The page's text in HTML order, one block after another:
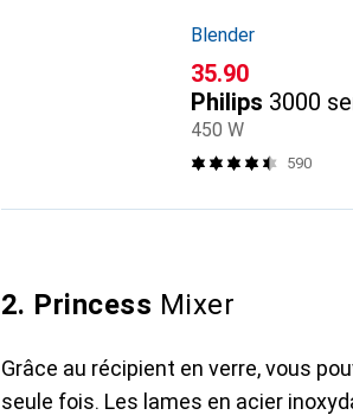
Blender
CHF
35.90
Philips 3000
450 W
590
2. Princess Mixer
Grâce au récipient en verre, vous
seule fois. Les lames en acier